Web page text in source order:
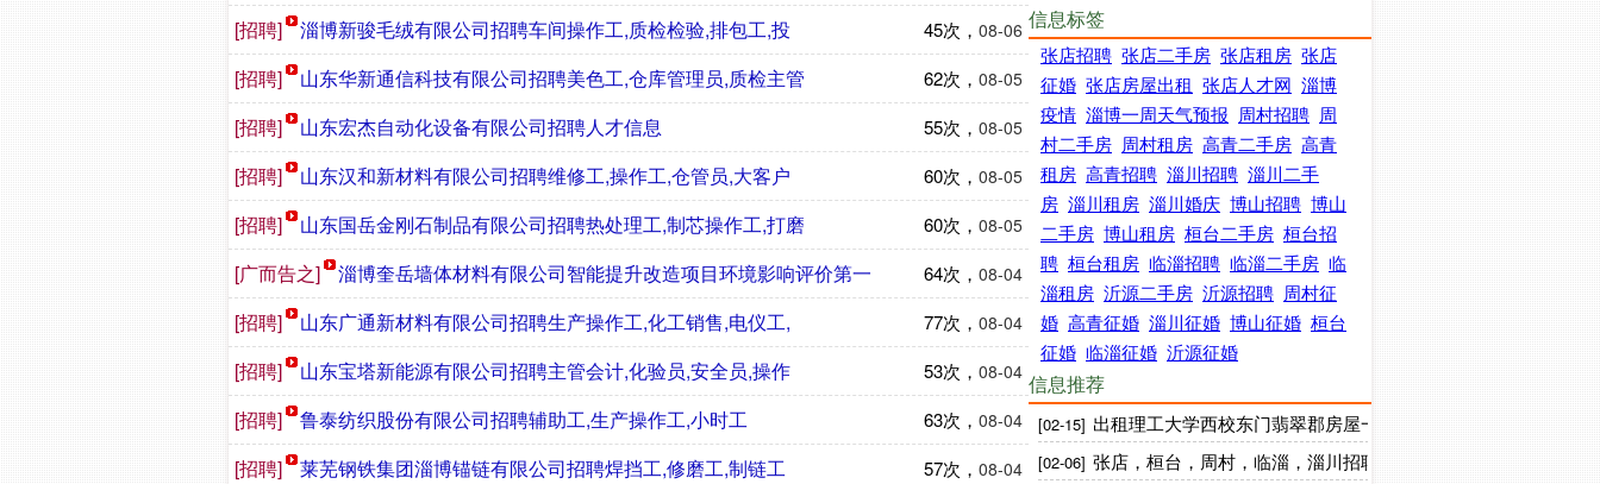
信息标签
张店招聘 张店二手房 张店租房 张店
征婚 张店房屋出租 张店人才网 淄博
疫情 淄博一周天气预报 周村招聘 周
村二手房 周村租房 高青二手房 高青
租房 高青招聘 淄川招聘 淄川二手
房 淄川租房 淄川婚庆 博山招聘 博山
二手房 博山租房 桓台二手房 桓台招
聘 桓台租房 临淄招聘 临淄二手房 临
淄租房 沂源二手房 沂源招聘 周村征
婚 高青征婚 淄川征婚 博山征婚 桓台
征婚 临淄征婚 沂源征婚
信息推荐
[02-15] 出租理工大学西校东门翡翠郡房屋一套，90平方，两室一厅，
[02-06] 张店，桓台，周村，临淄，淄川招聘保险续期人员各1名
08-06
45次，
[招聘] 淄博新骏毛绒有限公司招聘车间操作工,质检检验,排包工,投
08-05
62次，
[招聘] 山东华新通信科技有限公司招聘美色工,仓库管理员,质检主管
08-05
55次，
[招聘] 山东宏杰自动化设备有限公司招聘人才信息
08-05
60次，
[招聘] 山东汉和新材料有限公司招聘维修工,操作工,仓管员,大客户
08-05
60次，
[招聘] 山东国岳金刚石制品有限公司招聘热处理工,制芯操作工,打磨
08-04
64次，
[广而告之] 淄博奎岳墙体材料有限公司智能提升改造项目环境影响评价第一
08-04
77次，
[招聘] 山东广通新材料有限公司招聘生产操作工,化工销售,电仪工,
08-04
53次，
[招聘] 山东宝塔新能源有限公司招聘主管会计,化验员,安全员,操作
08-04
63次，
[招聘] 鲁泰纺织股份有限公司招聘辅助工,生产操作工,小时工
08-04
57次，
[招聘] 莱芜钢铁集团淄博锚链有限公司招聘焊挡工,修磨工,制链工